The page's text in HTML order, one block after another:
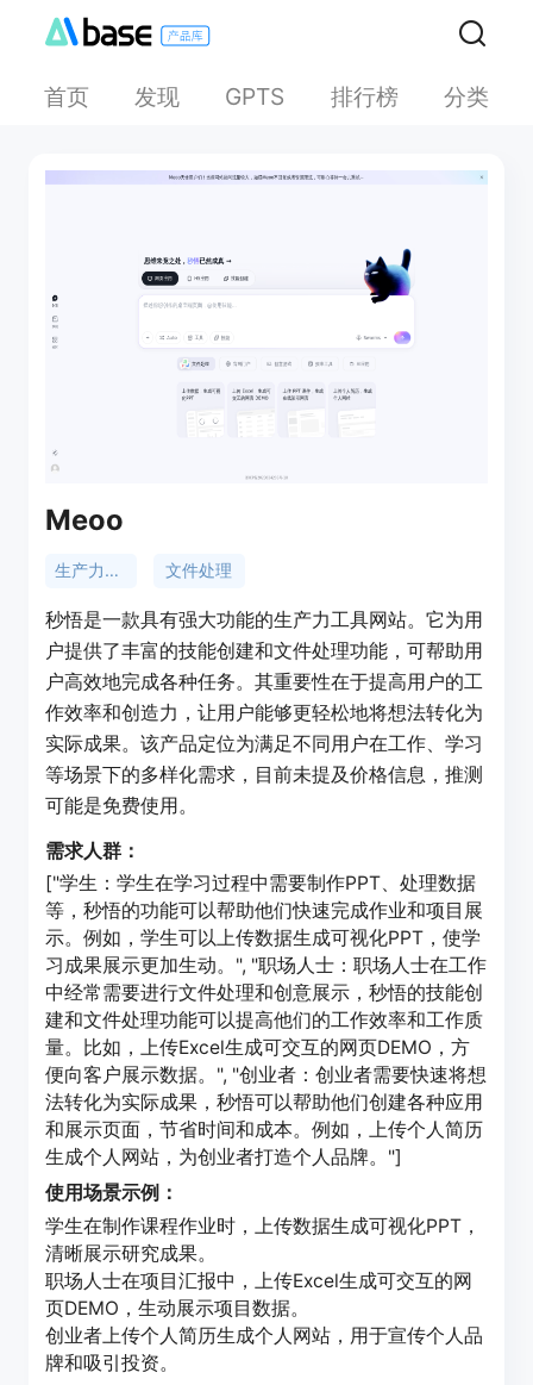
首页 发现 GPTS 排行榜 分类
Meoo
生产力工具 文件处理
秒悟是一款具有强大功能的生产力工具网站。它为用
户提供了丰富的技能创建和文件处理功能，可帮助用
户高效地完成各种任务。其重要性在于提高用户的工
作效率和创造力，让用户能够更轻松地将想法转化为
实际成果。该产品定位为满足不同用户在工作、学习
等场景下的多样化需求，目前未提及价格信息，推测
可能是免费使用。
需求人群：
["学生：学生在学习过程中需要制作PPT、处理数据
等，秒悟的功能可以帮助他们快速完成作业和项目展
示。例如，学生可以上传数据生成可视化PPT，使学
习成果展示更加生动。", "职场人士：职场人士在工作
中经常需要进行文件处理和创意展示，秒悟的技能创
建和文件处理功能可以提高他们的工作效率和工作质
量。比如，上传Excel生成可交互的网页DEMO，方
便向客户展示数据。", "创业者：创业者需要快速将想
法转化为实际成果，秒悟可以帮助他们创建各种应用
和展示页面，节省时间和成本。例如，上传个人简历
生成个人网站，为创业者打造个人品牌。"]
使用场景示例：
学生在制作课程作业时，上传数据生成可视化PPT，
清晰展示研究成果。
职场人士在项目汇报中，上传Excel生成可交互的网
页DEMO，生动展示项目数据。
创业者上传个人简历生成个人网站，用于宣传个人品
牌和吸引投资。